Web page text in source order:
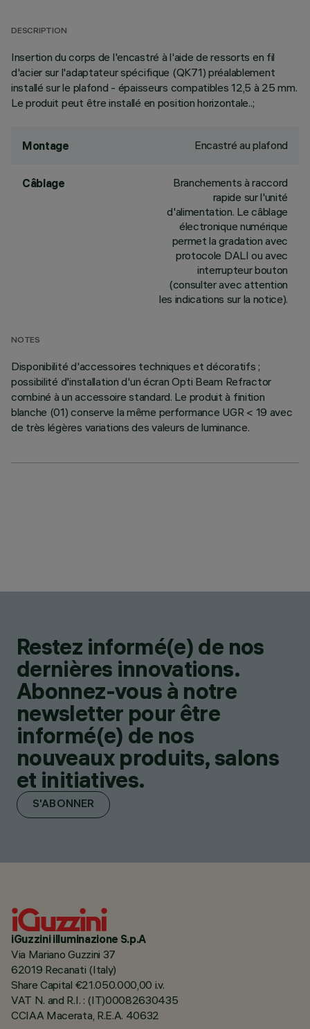
DESCRIPTION
Insertion du corps de l'encastré à l'aide de ressorts en fil
d'acier sur l'adaptateur spécifique (QK71) préalablement
installé sur le plafond - épaisseurs compatibles 12,5 à 25 mm.
Le produit peut être installé en position horizontale..;
Montage Encastré au plafond
Câblage
Branchements à raccord
rapide sur l'unité
d'alimentation. Le câblage
électronique numérique
permet la gradation avec
protocole DALI ou avec
interrupteur bouton
(consulter avec attention
les indications sur la notice).
NOTES
Disponibilité d'accessoires techniques et décoratifs ;
possibilité d'installation d'un écran Opti Beam Refractor
combiné à un accessoire standard. Le produit à finition
blanche (01) conserve la même performance UGR < 19 avec
de très légères variations des valeurs de luminance.
Restez informé(e) de nos
dernières innovations.
Abonnez-vous à notre
newsletter pour être
informé(e) de nos
nouveaux produits, salons
et initiatives.
S'ABONNER
iGuzzini illuminazione S.p.A
Via Mariano Guzzini 37
62019 Recanati (Italy)
Share Capital €21.050.000,00 i.v.
VAT N. and R.I. : (IT)00082630435
CCIAA Macerata, R.E.A. 40632